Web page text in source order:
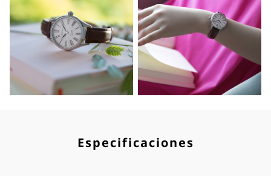
Especificaciones